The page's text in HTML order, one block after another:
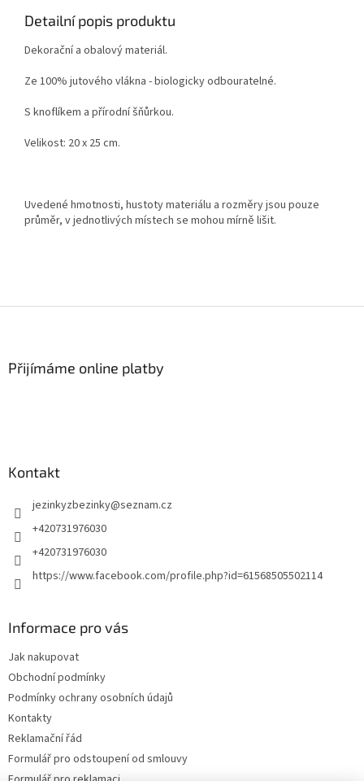
Detailní popis produktu
Dekorační a obalový materiál.
Ze 100% jutového vlákna - biologicky odbouratelné.
S knoflíkem a přírodní šňůrkou.
Velikost: 20 x 25 cm.
Uvedené hmotnosti, hustoty materiálu a rozměry jsou pouze
průměr, v jednotlivých místech se mohou mírně lišit.
Přijímáme online platby
Kontakt
jezinkyzbezinky@seznam.cz
+420731976030
+420731976030
https://www.facebook.com/profile.php?id=61568505502114
Informace pro vás
Jak nakupovat
Obchodní podmínky
Podmínky ochrany osobních údajů
Kontakty
Reklamační řád
Formulář pro odstoupení od smlouvy